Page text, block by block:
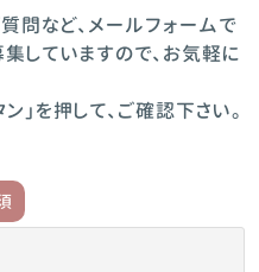
問など、メールフォームで
していますので、お気軽に
」を押して、ご確認下さい。